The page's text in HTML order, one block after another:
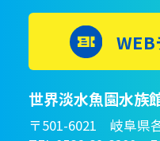
世界淡水魚園水
〒501-6021 岐阜県